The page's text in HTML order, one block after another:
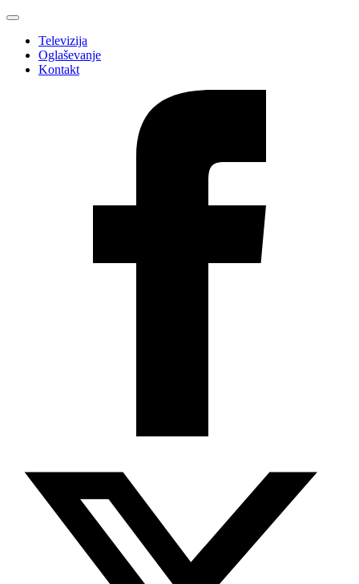
Televizija
Oglaševanje
Kontakt